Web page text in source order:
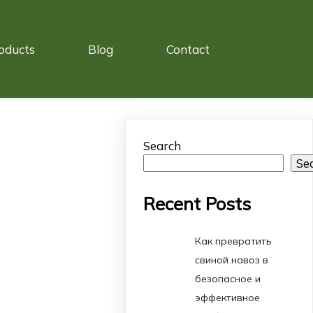
Blog Contact
Search
Recent Posts
Как превратить
свиной навоз в
безопасное и
эффективное